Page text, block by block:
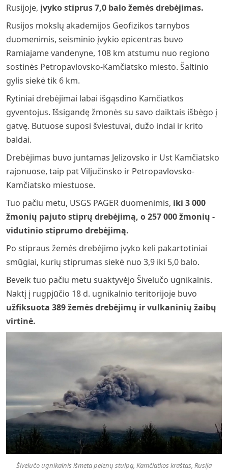
Rusijoje, įvyko stiprus 7,0 balo žemės drebėjimas.
Rusijos mokslų akademijos Geofizikos tarnybos
duomenimis, seisminio įvykio epicentras buvo
Ramiajame vandenyne, 108 km atstumu nuo regiono
sostinės Petropavlovsko-Kamčiatsko miesto. Šaltinio
gylis siekė tik 6 km.
Rytiniai drebėjimai labai išgąsdino Kamčiatkos
gyventojus. Išsigandę žmonės su savo daiktais išbėgo į
gatvę. Butuose suposi šviestuvai, dužo indai ir krito
baldai.
Drebėjimas buvo juntamas Jelizovsko ir Ust Kamčiatsko
rajonuose, taip pat Viljučinsko ir Petropavlovsko-
Kamčiatsko miestuose.
Tuo pačiu metu, USGS PAGER duomenimis, iki 3 000
žmonių pajuto stiprų drebėjimą, o 257 000 žmonių -
vidutinio stiprumo drebėjimą.
Po stipraus žemės drebėjimo įvyko keli pakartotiniai
smūgiai, kurių stiprumas siekė nuo 3,9 iki 5,0 balo.
Beveik tuo pačiu metu suaktyvėjo Šivelučo ugnikalnis.
Naktį į rugpjūčio 18 d. ugnikalnio teritorijoje buvo
užfiksuota 389 žemės drebėjimų ir vulkaninių žaibų
virtinė.
Šivelučo ugnikalnis išmeta pelenų stulpą, Kamčiatkos kraštas, Rusija